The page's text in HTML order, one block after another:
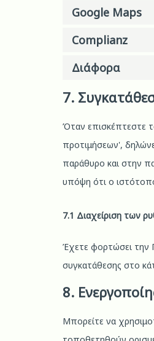
Google Maps
Complianz
Διάφορα
7.
Όταν επισκέπτεστε
προτιμήσεων',
παράθυρο και στην
υπόψη ότι ο
7.1 Διαχείριση των
Έχετε φορτώσει την
συγκατάθεσης στο
8.
Μπορείτε να